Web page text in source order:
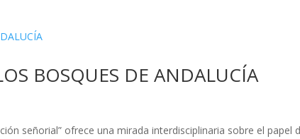
BOSQUES DE ANDALUCÍA
señorial” ofrece una mirada interdisciplinaria sobre el papel